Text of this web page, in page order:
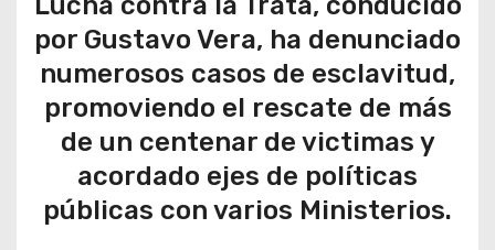
por Gustavo Vera, ha denunciado
numerosos casos de esclavitud,
promoviendo el rescate de más
de un centenar de victimas y
acordado ejes de políticas
públicas con varios Ministerios.